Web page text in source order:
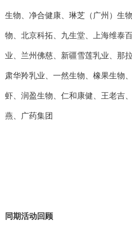
生物、净合健康、琳芝（广州）生
物、北京科拓、九生堂、上海维泰
业、兰州佛慈、新疆雪莲乳业、那
肃华羚乳业、一然生物、橡果生物
虾、润盈生物、仁和康健、王老吉
燕、广药集团
同期活动回顾